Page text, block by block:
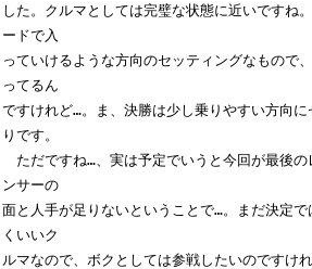
した。クルマとしては完璧な状態に近いですね
ードで入
っていけるような方向のセッティングなもので
ってるん
ですけれど…。ま、決勝は少し乗りやすい方向
りです。
ただですね…、実は予定でいうと今回が最後の
ンサーの
面と人手が足りないということで…。まだ決定
くいいク
ルマなので、ボクとしては参戦したいのですけ